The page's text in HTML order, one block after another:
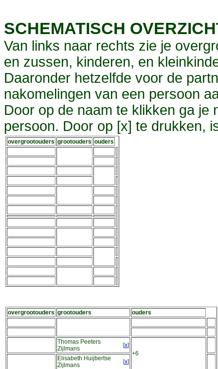
SCHEMATISCH
Van links naar rechts zie je
en zussen, kinderen, en
Daaronder hetzelfde voor de
nakomelingen van een persoon
Door op de naam te klikken ga je
persoon. Door op [x] te drukken,
overgrootouders grootouders ouders
overgrootouders grootouders ouders
Thomas Peeters
Zijlmans
[x]
+6
Elisabeth Huijbertse
Zijlmans
[x]